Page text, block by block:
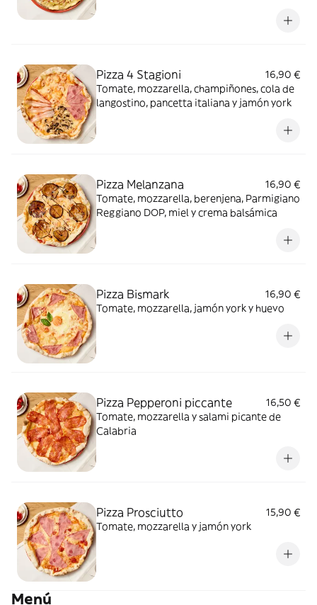
Pizza 4 Stagioni
16,90 €
Tomate, mozzarella, champiñones, cola de
langostino, pancetta italiana y jamón york
Pizza Melanzana
16,90 €
Tomate, mozzarella, berenjena, Parmigiano
Reggiano DOP, miel y crema balsámica
Pizza Bismark
16,90 €
Tomate, mozzarella, jamón york y huevo
Pizza Pepperoni piccante
16,50 €
Tomate, mozzarella y salami picante de
Calabria
Pizza Prosciutto
15,90 €
Tomate, mozzarella y jamón york
Menú